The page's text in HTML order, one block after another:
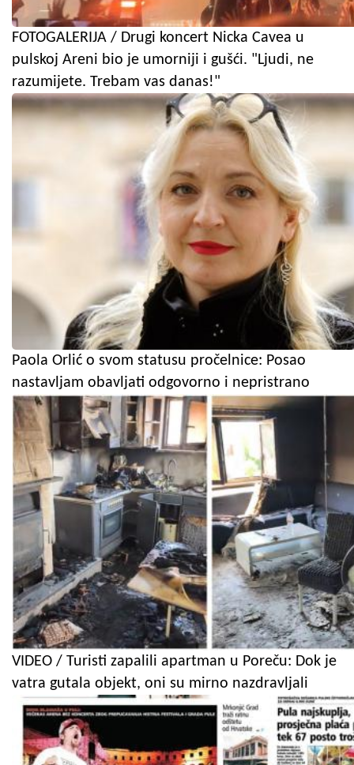
FOTOGALERIJA / Drugi koncert Nicka Cavea u
pulskoj Areni bio je umorniji i gušći. "Ljudi, ne
razumijete. Trebam vas danas!"
Paola Orlić o svom statusu pročelnice: Posao
nastavljam obavljati odgovorno i nepristrano
VIDEO / Turisti zapalili apartman u Poreču: Dok je
vatra gutala objekt, oni su mirno nazdravljali